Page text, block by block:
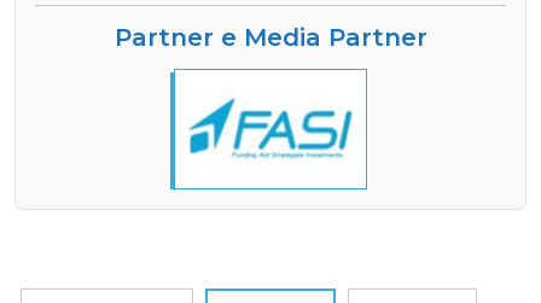
Partner e Media Partner